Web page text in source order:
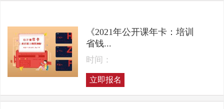
《2021年公开课年卡：培训
省钱...
时间：
立即报名